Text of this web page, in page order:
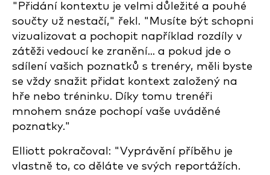
"Přidání kontextu je velmi důležité a pouhé
součty už nestačí," řekl. "Musíte být schopni
vizualizovat a pochopit například rozdíly v
zátěži vedoucí ke zranění... a pokud jde o
sdílení vašich poznatků s trenéry, měli byste
se vždy snažit přidat kontext založený na
hře nebo tréninku. Díky tomu trenéři
mnohem snáze pochopí vaše uváděné
poznatky."
Elliott pokračoval: "Vyprávění příběhu je
vlastně to, co děláte ve svých reportážích.